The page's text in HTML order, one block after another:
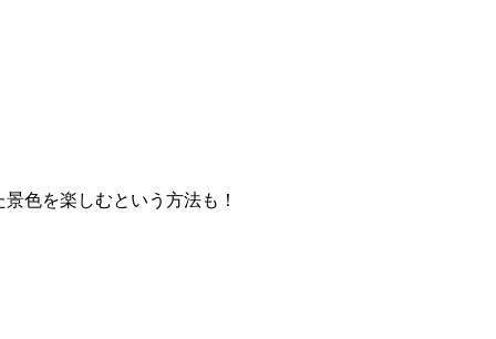
色を楽しむという方法も！